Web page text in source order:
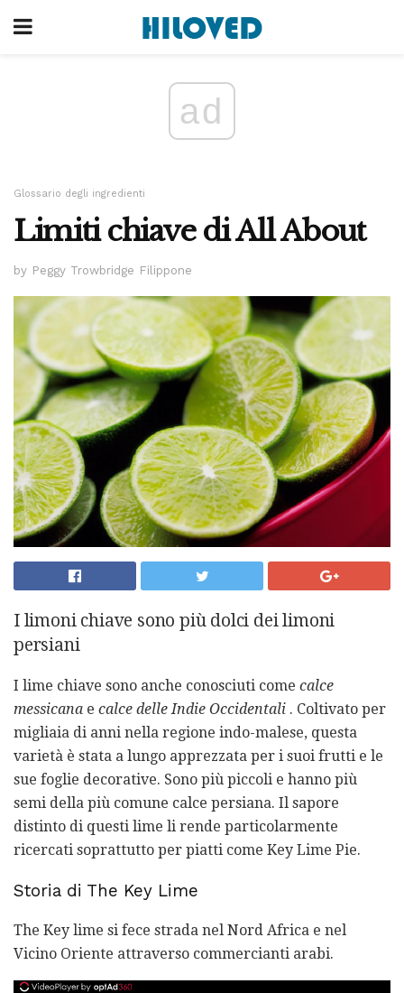
ad
Glossario degli ingredienti
Limiti chiave di All About
by Peggy Trowbridge Filippone
I limoni chiave sono più dolci dei limoni
persiani
I lime chiave sono anche conosciuti come calce
messicana e calce delle Indie Occidentali . Coltivato per
migliaia di anni nella regione indo-malese, questa
varietà è stata a lungo apprezzata per i suoi frutti e le
sue foglie decorative. Sono più piccoli e hanno più
semi della più comune calce persiana. Il sapore
distinto di questi lime li rende particolarmente
ricercati soprattutto per piatti come Key Lime Pie.
Storia di The Key Lime
The Key lime si fece strada nel Nord Africa e nel
Vicino Oriente attraverso commercianti arabi.